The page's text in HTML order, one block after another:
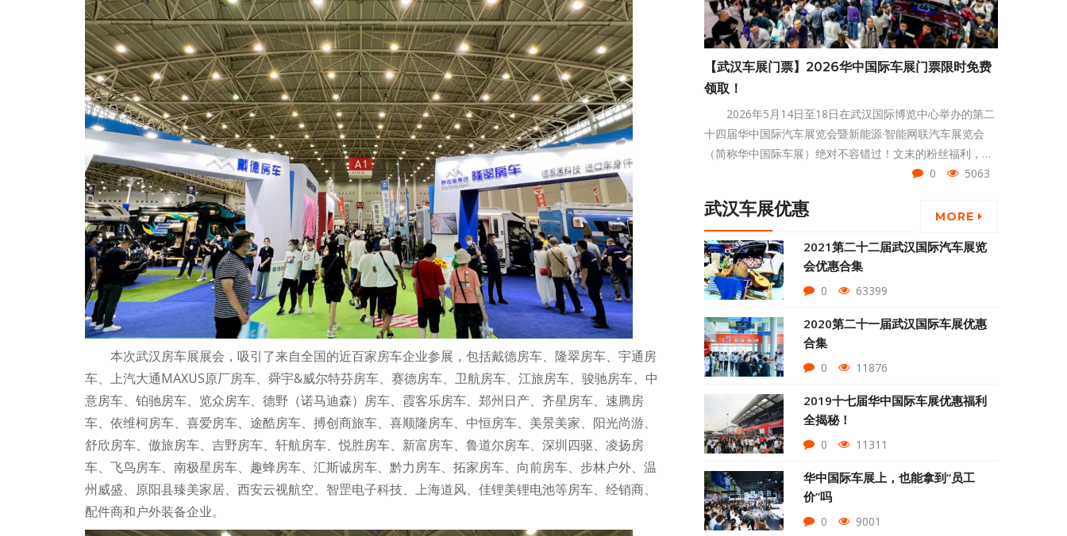
本次武汉房车展展会，吸引了来自全国的近百家房车企业参展，包括戴德房车、隆翠房车、宇通房
车、上汽大通MAXUS原厂房车、舜宇&威尔特芬房车、赛德房车、卫航房车、江旅房车、骏驰房车、中
意房车、铂驰房车、览众房车、德野（诺马迪森）房车、霞客乐房车、郑州日产、齐星房车、速腾房
车、依维柯房车、喜爱房车、途酷房车、搏创商旅车、喜顺隆房车、中恒房车、美景美家、阳光尚游、
舒欣房车、傲旅房车、吉野房车、轩航房车、悦胜房车、新富房车、鲁道尔房车、深圳四驱、凌扬房
车、飞鸟房车、南极星房车、趣蜂房车、汇斯诚房车、黔力房车、拓家房车、向前房车、步林户外、温
州威盛、原阳县臻美家居、西安云视航空、智罡电子科技、上海道风、佳锂美锂电池等房车、经销商、
配件商和户外装备企业。
【武汉车展门票】2026华中国际车展门票限时免费
领取！
2026年5月14日至18日在武汉国际博览中心举办的第二
十四届华中国际汽车展览会暨新能源·智能网联汽车展览会
（简称华中国际车展）绝对不容错过！文末的粉丝福利，华
0 5063
武汉车展优惠 MORE
2021第二十二届武汉国际汽车展览
会优惠合集
0 63399
2020第二十一届武汉国际车展优惠
合集
0 11876
2019十七届华中国际车展优惠福利
全揭秘！
0 11311
华中国际车展上，也能拿到“员工
价”吗
0 9001